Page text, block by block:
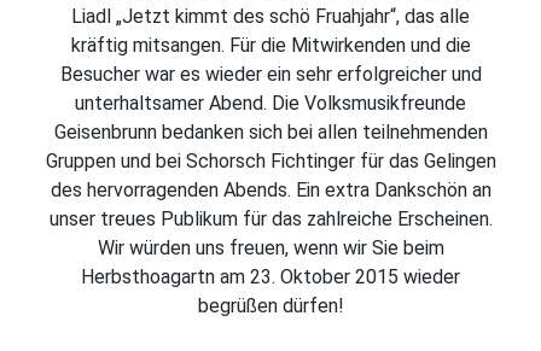
Liadl „Jetzt kimmt des schö Fruahjahr“, das alle
kräftig mitsangen. Für die Mitwirkenden und die
Besucher war es wieder ein sehr erfolgreicher und
unterhaltsamer Abend. Die Volksmusikfreunde
Geisenbrunn bedanken sich bei allen teilnehmenden
Gruppen und bei Schorsch Fichtinger für das Gelingen
des hervorragenden Abends. Ein extra Dankschön an
unser treues Publikum für das zahlreiche Erscheinen.
Wir würden uns freuen, wenn wir Sie beim
Herbsthoagartn am 23. Oktober 2015 wieder
begrüßen dürfen!